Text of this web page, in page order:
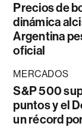
Precios de
dinámica
Argentina
oficial
MERCADOS
S&P 500
puntos y el
un récord